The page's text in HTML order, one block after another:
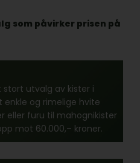
som påvirker prisen på
utvalg av kister i
enkle og rimelige hvite
eller furu til mahognikister
mot 60.000,– kroner.